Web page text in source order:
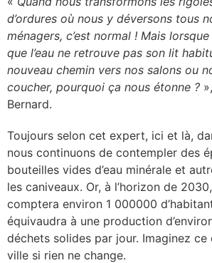
d’ordures où nous y déversons tous
ménagers, c’est normal ! Mais
que l’eau ne retrouve pas son lit
nouveau chemin vers nos salons ou
coucher, pourquoi ça nous étonne ?
Bernard.
Toujours selon cet expert, ici et là,
nous continuons de contempler des
bouteilles vides d’eau minérale et
les caniveaux. Or, à l’horizon de
comptera environ 1 000000
équivaudra à une production
déchets solides par jour. Imaginez ce
ville si rien ne change.